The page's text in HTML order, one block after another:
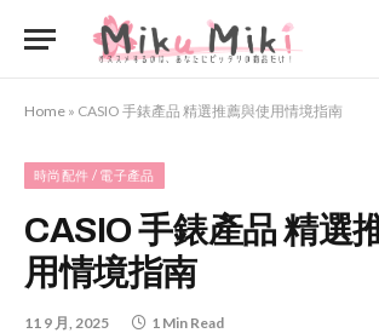
Home » CASIO 手錶產品 精選推薦與使用情境指南
時尚配件 / 電子產品
CASIO 手錶產品 精選
用情境指南
11 9 月, 2025 1 Min Read